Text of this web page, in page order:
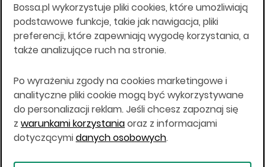
Wszelkie informacje na niniejszej stronie w tym
informacje o produktach inwestycyjnych nie są
kierowane do osób mających miejsce
zamieszkania lub pobytu w Stanach
Japonii, ani w dowolnej innej jurysdykcji, w której
taki materiał byłby sprzeczny z prawem lub w
których zgodne z prawem nabycie produktów
inwestycyjnych nie jest możliwe lub w której nie
jest możliwe złożenie oferty. Prawa obowiązujące
w danej jurysdykcji określają, czy jest możliwe
nabycie poszczególnych produktów
Bossa.pl wykorzystuje pliki cookies, które umożliwiają
podstawowe funkcje, takie jak nawigacja, pliki
preferencji, które zapewniają wygodę korzystania, a
także analizujące ruch na stronie.
Po wyrażeniu zgody na cookies marketingowe i
analityczne pliki cookie mogą być wykorzystywane
do personalizacji reklam. Jeśli chcesz zapoznaj się
z warunkami korzystaniaoraz z informacjami
dotyczącymidanych osobowych.